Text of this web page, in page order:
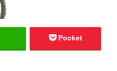
Pocket